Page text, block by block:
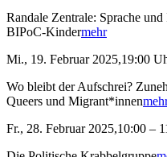
Randale Zentrale: Sprache
BIPoC-Kindermehr
Mi., 19. Februar 2025,19:00
Wo bleibt der Aufschrei?
Queers und Migrant*innen
Fr., 28. Februar 2025,10:00 –